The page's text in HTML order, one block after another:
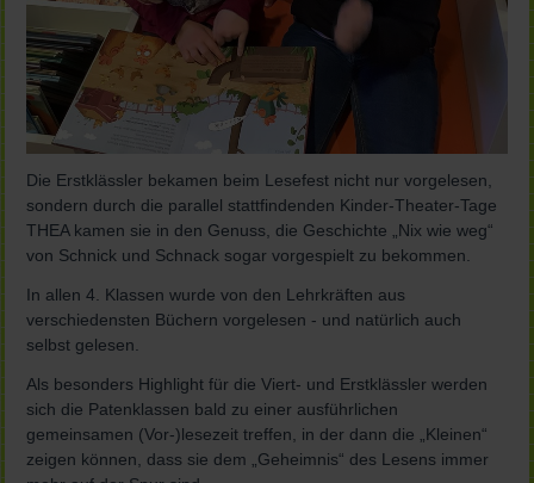
Die Erstklässler bekamen beim Lesefest nicht nur vorgelesen,
sondern durch die parallel stattfindenden Kinder-Theater-Tage
THEA kamen sie in den Genuss, die Geschichte „Nix wie weg“
von Schnick und Schnack sogar vorgespielt zu bekommen.
In allen 4. Klassen wurde von den Lehrkräften aus
verschiedensten Büchern vorgelesen - und natürlich auch
selbst gelesen.
Als besonders Highlight für die Viert- und Erstklässler werden
sich die Patenklassen bald zu einer ausführlichen
gemeinsamen (Vor-)lesezeit treffen, in der dann die „Kleinen“
zeigen können, dass sie dem „Geheimnis“ des Lesens immer